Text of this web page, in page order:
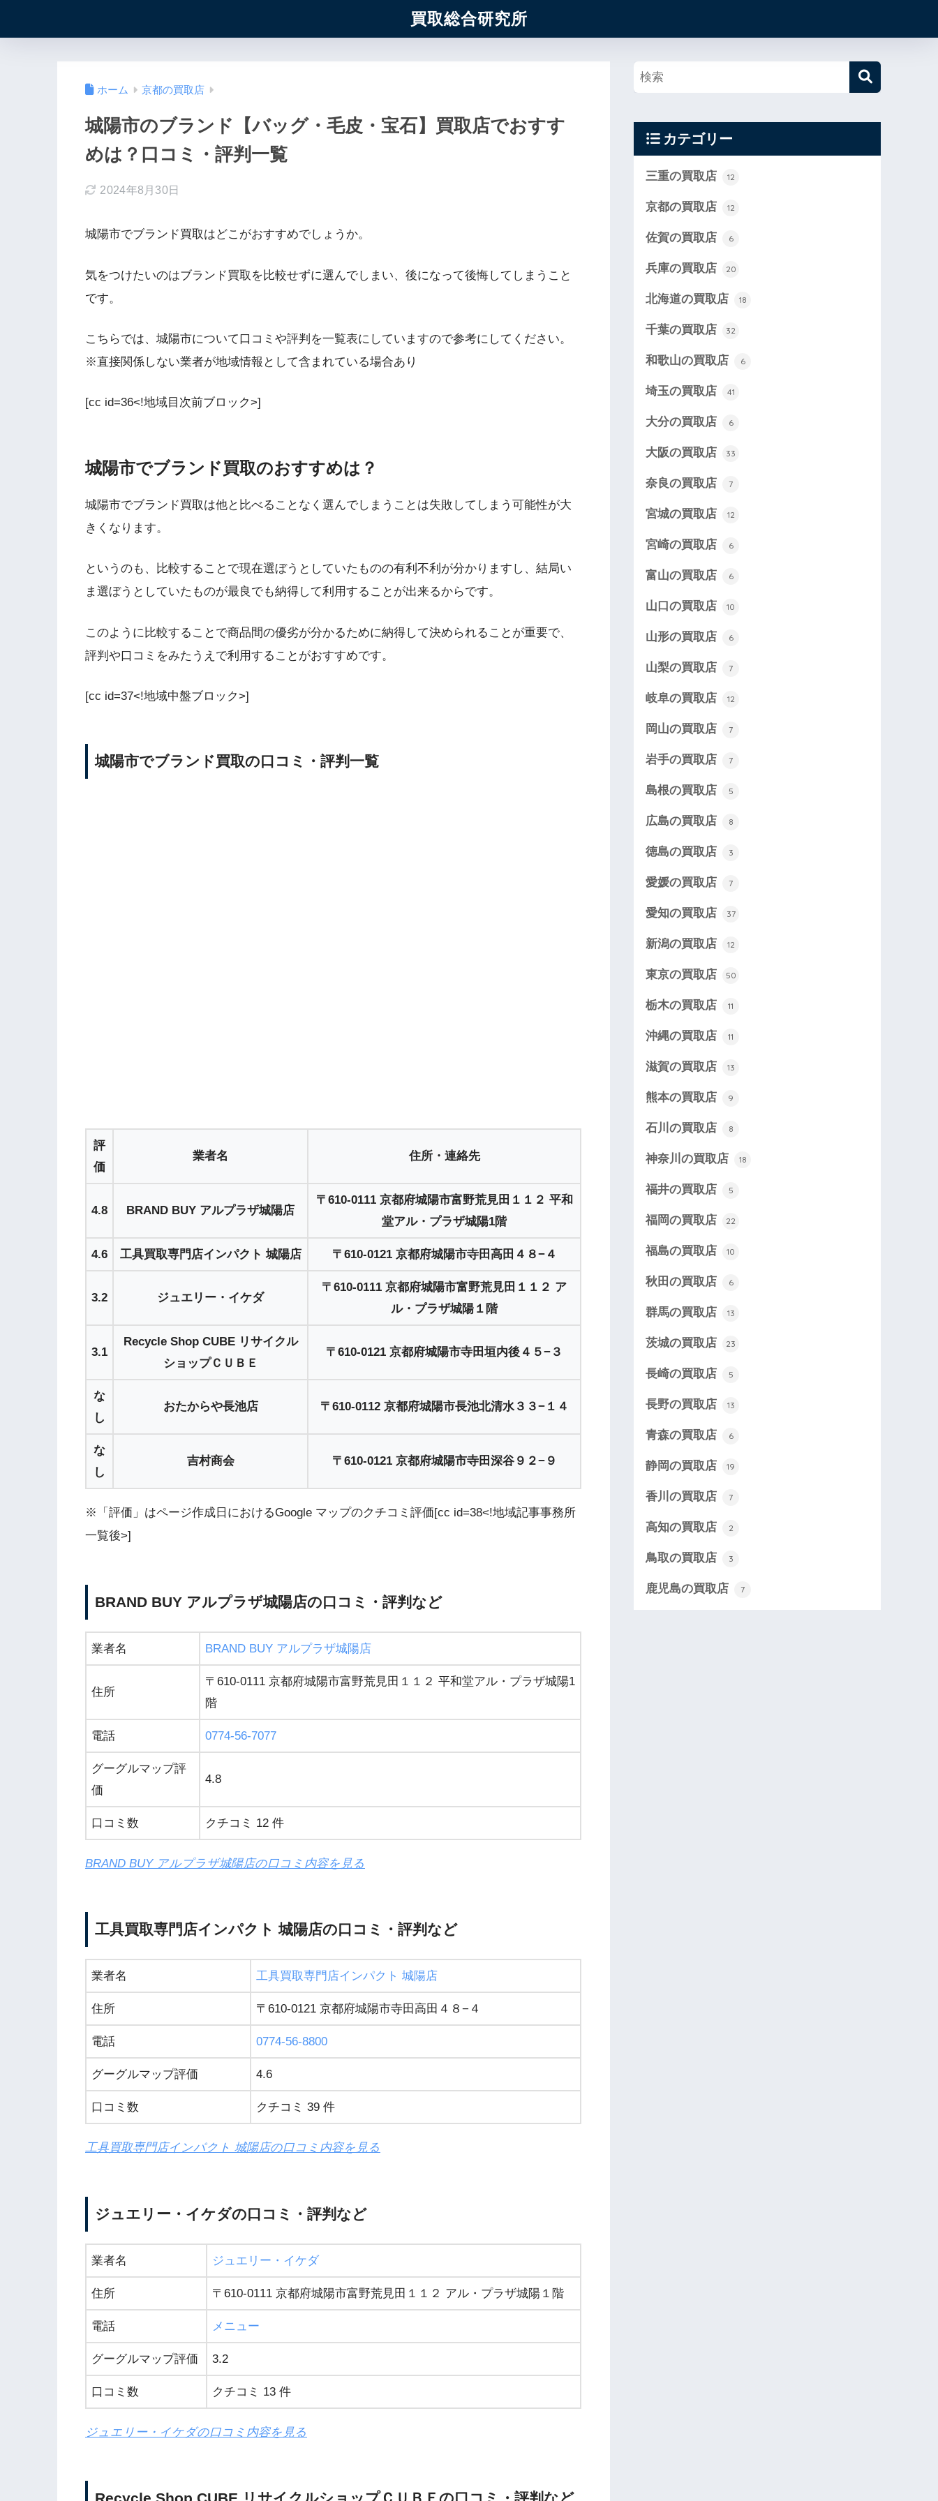
買取総合研究所
ホーム 京都の買取店
城陽市のブランド【バッグ・毛皮・宝石】買取店でおすす
めは？口コミ・評判一覧
2024年8月30日
城陽市でブランド買取はどこがおすすめでしょうか。
気をつけたいのはブランド買取を比較せずに選んでしまい、後になって後悔してしまうこと
です。
こちらでは、城陽市について口コミや評判を一覧表にしていますので参考にしてください。
※直接関係しない業者が地域情報として含まれている場合あり
[cc id=36<!地域目次前ブロック>]
城陽市でブランド買取のおすすめは？
城陽市でブランド買取は他と比べることなく選んでしまうことは失敗してしまう可能性が大
きくなります。
というのも、比較することで現在選ぼうとしていたものの有利不利が分かりますし、結局い
ま選ぼうとしていたものが最良でも納得して利用することが出来るからです。
このように比較することで商品間の優劣が分かるために納得して決められることが重要で、
評判や口コミをみたうえで利用することがおすすめです。
[cc id=37<!地域中盤ブロック>]
城陽市でブランド買取の口コミ・評判一覧
評
価
業者名 住所・連絡先
4.8 BRAND BUY アルプラザ城陽店
〒610-0111 京都府城陽市富野荒見田１１２ 平和
堂アル・プラザ城陽1階
4.6 工具買取専門店インパクト 城陽店 〒610-0121 京都府城陽市寺田高田４８−４
3.2 ジュエリー・イケダ
〒610-0111 京都府城陽市富野荒見田１１２ ア
ル・プラザ城陽１階
3.1
Recycle Shop CUBE リサイクル
ショップＣＵＢＥ
〒610-0121 京都府城陽市寺田垣内後４５−３
な
し
おたからや長池店 〒610-0112 京都府城陽市長池北清水３３−１４
な
し
吉村商会 〒610-0121 京都府城陽市寺田深谷９２−９
※「評価」はページ作成日におけるGoogle マップのクチコミ評価[cc id=38<!地域記事事務所
一覧後>]
BRAND BUY アルプラザ城陽店の口コミ・評判など
業者名 BRAND BUY アルプラザ城陽店
住所
〒610-0111 京都府城陽市富野荒見田１１２ 平和堂アル・プラザ城陽1
階
電話 0774-56-7077
グーグルマップ評
価
4.8
口コミ数 クチコミ 12 件
BRAND BUY アルプラザ城陽店の口コミ内容を見る
工具買取専門店インパクト 城陽店の口コミ・評判など
業者名 工具買取専門店インパクト 城陽店
住所 〒610-0121 京都府城陽市寺田高田４８−４
電話 0774-56-8800
グーグルマップ評価 4.6
口コミ数 クチコミ 39 件
工具買取専門店インパクト 城陽店の口コミ内容を見る
ジュエリー・イケダの口コミ・評判など
業者名 ジュエリー・イケダ
住所 〒610-0111 京都府城陽市富野荒見田１１２ アル・プラザ城陽１階
電話 メニュー
グーグルマップ評価 3.2
口コミ数 クチコミ 13 件
ジュエリー・イケダの口コミ内容を見る
カテゴリー
三重の買取店 12
京都の買取店 12
佐賀の買取店 6
兵庫の買取店 20
北海道の買取店 18
千葉の買取店 32
和歌山の買取店 6
埼玉の買取店 41
大分の買取店 6
大阪の買取店 33
奈良の買取店 7
宮城の買取店 12
宮崎の買取店 6
富山の買取店 6
山口の買取店 10
山形の買取店 6
山梨の買取店 7
岐阜の買取店 12
岡山の買取店 7
岩手の買取店 7
島根の買取店 5
広島の買取店 8
徳島の買取店 3
愛媛の買取店 7
愛知の買取店 37
新潟の買取店 12
東京の買取店 50
栃木の買取店 11
沖縄の買取店 11
滋賀の買取店 13
熊本の買取店 9
石川の買取店 8
神奈川の買取店 18
福井の買取店 5
福岡の買取店 22
福島の買取店 10
秋田の買取店 6
群馬の買取店 13
茨城の買取店 23
長崎の買取店 5
長野の買取店 13
青森の買取店 6
静岡の買取店 19
香川の買取店 7
高知の買取店 2
鳥取の買取店 3
鹿児島の買取店 7